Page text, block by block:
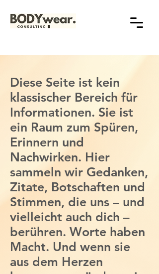
Diese Seite ist kein
klassischer Bereich für
Informationen. Sie ist
ein Raum zum Spüren,
Erinnern und
Nachwirken. Hier
sammeln wir Gedanken,
Zitate, Botschaften und
Stimmen, die uns – und
vielleicht auch dich –
berühren. Worte haben
Macht. Und wenn sie
aus dem Herzen